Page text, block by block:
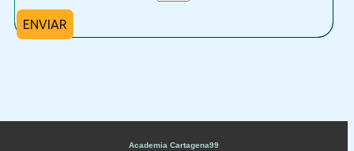
ENVIAR
Academia Cartagena99